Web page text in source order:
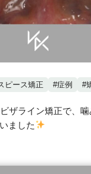
ピース矯正 #症例 #
ザライン矯正で、
ました